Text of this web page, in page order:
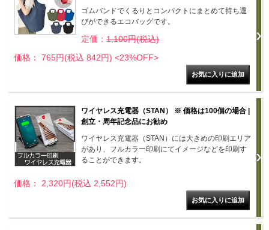
ゴムバンドでくるりとコンパクトにまとめて持ち運
びができるエコバッグです。
定価： 1,100円(税込)
価格： 765円(税込 842円) <23%OFF>
ワイヤレス充電器（STAN） ※ 価格は100個の場合 |
創立・周年記念品にお勧め
ワイヤレス充電器（STAN）には大きめの印刷エリア
があり、フルカラー印刷にてイメージなどを印刷す
ることができます。
価格： 2,320円(税込 2,552円)